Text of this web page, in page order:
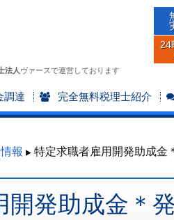
法人 ヴァースで運営しております
24
調達 完全無料税理士紹介
報
特定求職者雇用開発助成金
開発助成金＊